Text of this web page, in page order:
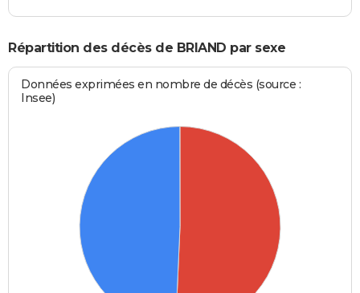
Répartition des décès de BRIAND par sexe
Données exprimées en nombre de décès (source :
Insee)